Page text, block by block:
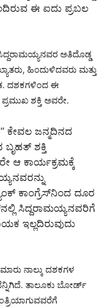
ಈ ಐದು ಪ್ರಬಲ
ಅತಿದೊಡ್ಡ
ಹಿಂದುಳಿದವರು ಮತ್ತು
ದಶಕಗಳಿಂದ ಈ
ಪ್ರಮುಖ ಶಕ್ತಿ ಅವರೇ.
ಕೇವಲ ಜನ್ಮದಿನದ
ಶಕ್ತಿ
ಆ ಕಾರ್ಯಕ್ರಮಕ್ಕೆ
ಕಾಂಗ್ರೆಸ್‌ನಿಂದ ದೂರ
ಸಿದ್ದರಾಮಯ್ಯನವರಿಗೆ
ಇಲ್ಲದಿರುವುದು
ನಾಲ್ಕು ದಶಕಗಳ
ತಾಲೂಕು ಬೋರ್ಡ್